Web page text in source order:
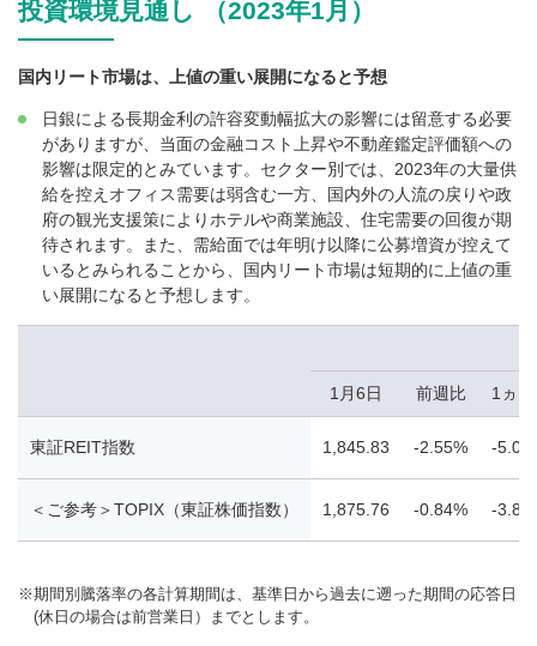
投資環境見通し （2023年1月）
国内リート市場は、上値の重い展開になると予想
日銀による長期金利の許容変動幅拡大の影響には留意する必要
がありますが、当面の金融コスト上昇や不動産鑑定評価額への
影響は限定的とみています。セクター別では、2023年の大量供
給を控えオフィス需要は弱含む一方、国内外の人流の戻りや政
府の観光支援策によりホテルや商業施設、住宅需要の回復が期
待されます。また、需給面では年明け以降に公募増資が控えて
いるとみられることから、国内リート市場は短期的に上値の重
い展開になると予想します。
1月6日 前週比 1ヵ
東証REIT指数 1,845.83 -2.55% -
＜ご参考＞TOPIX（東証株価指数） 1,875.76 -0.84% -
※期間別騰落率の各計算期間は、基準日から過去に遡った期間の応答日
(休日の場合は前営業日）までとします。